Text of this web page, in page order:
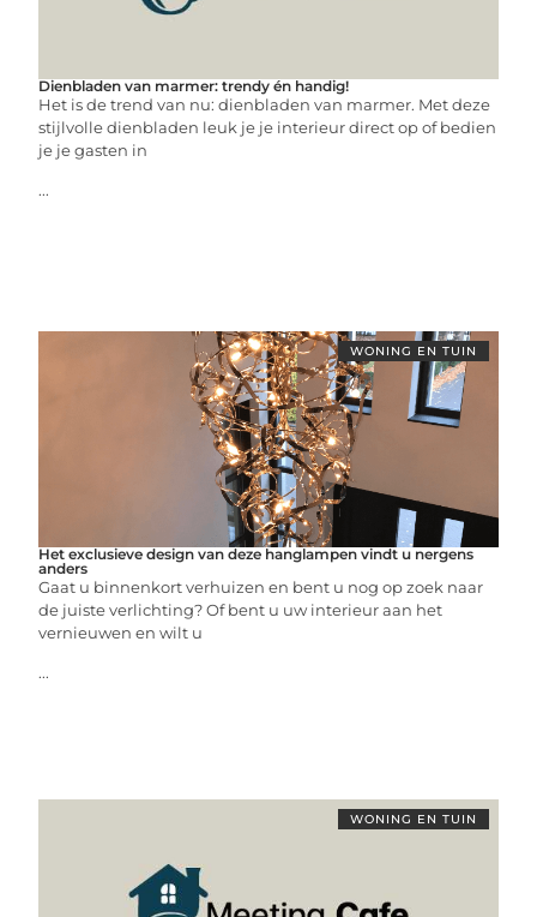
Dienbladen van marmer: trendy én handig!
Het is de trend van nu: dienbladen van marmer. Met deze
stijlvolle dienbladen leuk je je interieur direct op of bedien
je je gasten in
...
WONING EN TUIN
Het exclusieve design van deze hanglampen vindt u nergens
anders
Gaat u binnenkort verhuizen en bent u nog op zoek naar
de juiste verlichting? Of bent u uw interieur aan het
vernieuwen en wilt u
...
WONING EN TUIN